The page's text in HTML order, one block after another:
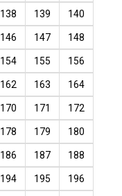
138 139 140
146 147 148
154 155 156
162 163 164
170 171 172
178 179 180
186 187 188
194 195 196